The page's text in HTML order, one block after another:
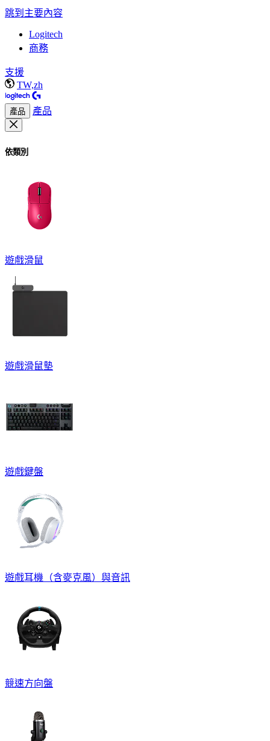
跳到主要內容
Logitech
商務
支援
TW,zh
產品 產品
依類別
遊戲滑鼠
遊戲滑鼠墊
遊戲鍵盤
遊戲耳機（含麥克風）與音訊
競速方向盤